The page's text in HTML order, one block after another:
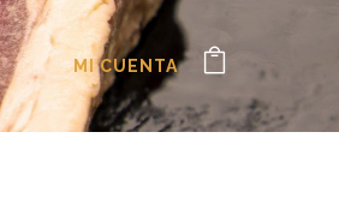
MI CUENTA